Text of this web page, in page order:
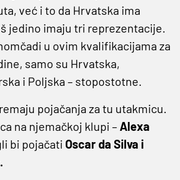
već i to da Hrvatska ima
jedino imaju tri reprezentacije.
u ovim kvalifikacijama za
samo su Hrvatska,
i Poljska – stopostotne.
pojačanja za tu utakmicu.
na njemačkoj klupi – Alexa
bi pojačati Oscar da Silva i